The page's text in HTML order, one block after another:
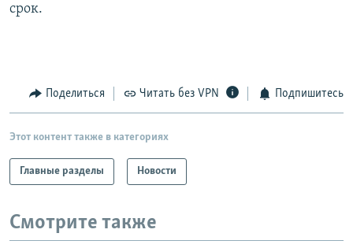
срок.
Поделиться Читать без VPN Подпишитесь
Этот контент также в категориях
Главные разделы Новости
Смотрите также